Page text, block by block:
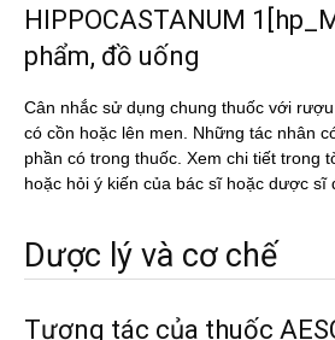
HIPPOCASTANUM
phẩm, đồ uống
Cân nhắc sử dụng chung thuốc với
có cồn hoặc lên men. Những tác nhân
phần có trong thuốc. Xem chi tiết trong
hoặc hỏi ý kiến của bác sĩ hoặc dược sĩ
Dược lý và cơ chế
Tương tác của thuốc